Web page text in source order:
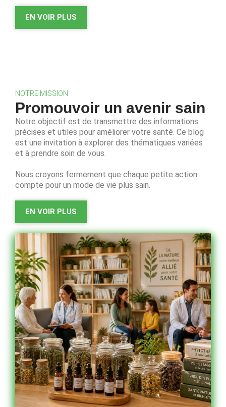
EN VOIR PLUS
NOTRE MISSION
Promouvoir un avenir sain
Notre objectif est de transmettre des informations
précises et utiles pour améliorer votre santé. Ce blog
est une invitation à explorer des thématiques variées
et à prendre soin de vous.
Nous croyons fermement que chaque petite action
compte pour un mode de vie plus sain.
EN VOIR PLUS